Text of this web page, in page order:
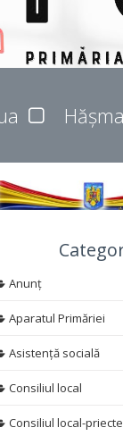
Anunț
Aparatul Primăriei
Asistență socială
Consiliul local
Consiliul local-